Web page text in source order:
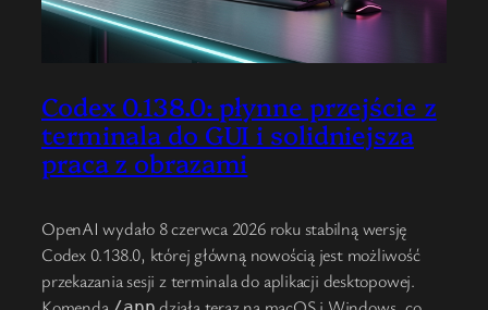
Codex 0.138.0: płynne przejście z
terminala do GUI i solidniejsza
praca z obrazami
OpenAI wydało 8 czerwca 2026 roku stabilną wersję
Codex 0.138.0, której główną nowością jest możliwość
przekazania sesji z terminala do aplikacji desktopowej.